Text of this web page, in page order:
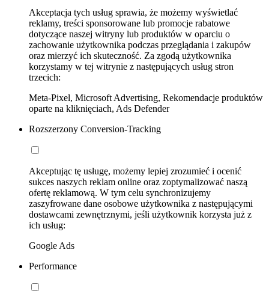
Akceptacja tych usług sprawia, że możemy wyświetlać
reklamy, treści sponsorowane lub promocje rabatowe
dotyczące naszej witryny lub produktów w oparciu o
zachowanie użytkownika podczas przeglądania i zakupów
oraz mierzyć ich skuteczność. Za zgodą użytkownika
korzystamy w tej witrynie z następujących usług stron
trzecich:
Meta-Pixel, Microsoft Advertising, Rekomendacje produktów
oparte na kliknięciach, Ads Defender
Rozszerzony Conversion-Tracking
Akceptując tę usługę, możemy lepiej zrozumieć i ocenić
sukces naszych reklam online oraz zoptymalizować naszą
ofertę reklamową. W tym celu synchronizujemy
zaszyfrowane dane osobowe użytkownika z następującymi
dostawcami zewnętrznymi, jeśli użytkownik korzysta już z
ich usług:
Google Ads
Performance